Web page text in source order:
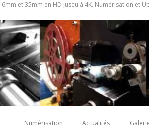
et 35mm en HD jusqu'à 4K. Numérisation et
Numérisation Actualités